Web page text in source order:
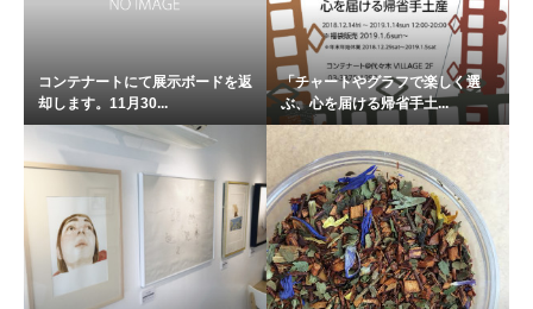
コンテナートにて展示ボードを返
却します。11月30...
「チャートやグラフで楽しく選
ぶ、心を届ける帰省手土...